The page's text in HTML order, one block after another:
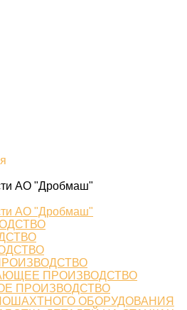
АО "Дробмаш"
АО "Дробмаш"
ПРОИЗВОДСТВО
ПРОИЗВОДСТВО
ОБОРУДОВАНИЯ